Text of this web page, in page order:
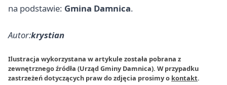
na podstawie: Gmina Damnica.
Autor:krystian
Ilustracja wykorzystana w artykule została pobrana z
zewnętrznego źródła (Urząd Gminy Damnica). W przypadku
zastrzeżeń dotyczących praw do zdjęcia prosimy o kontakt.